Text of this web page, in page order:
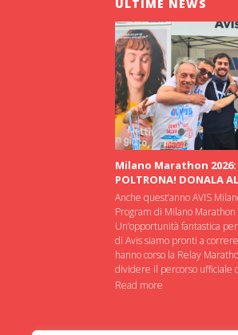
ULTIME NEWS
Milano Marathon 2026:
POLTRONA! DONALA
Anche quest’anno AVIS
Program di Milano
Un’opportunità fantastica
di Avis siamo pronti a
hanno corso la Relay
dividere il percorso ufficiale
Read more